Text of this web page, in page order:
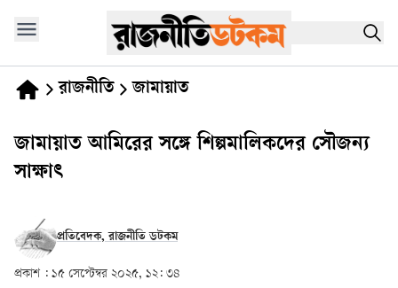
রাজনীতি জামায়াত
জামায়াত আমিরের সঙ্গে শিল্পমালিকদের সৌজন্য
সাক্ষাৎ
প্রতিবেদক, রাজনীতি ডটকম
প্রকাশ : ১৫ সেপ্টেম্বর ২০২৫, ১২: ৩৪